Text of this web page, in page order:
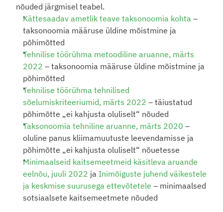
nõuded järgmisel teabel.
Kättesaadav ametlik teave taksonoomia kohta –
taksonoomia määruse üldine mõistmine ja
põhimõtted
Tehnilise töörühma metoodiline aruanne, märts
2022 – taksonoomia määruse üldine mõistmine ja
põhimõtted
Tehnilise töörühma tehnilised
sõelumiskriteeriumid, märts 2022 – täiustatud
põhimõtte „ei kahjusta oluliselt“ nõuded
Taksonoomia tehniline aruanne, märts 2020 –
oluline panus kliimamuutuste leevendamisse ja
põhimõtte „ei kahjusta oluliselt“ nõuetesse
Minimaalseid kaitsemeetmeid käsitleva aruande
eelnõu, juuli 2022 ja Inimõiguste juhend väikestele
ja keskmise suurusega ettevõtetele – minimaalsed
sotsiaalsete kaitsemeetmete nõuded